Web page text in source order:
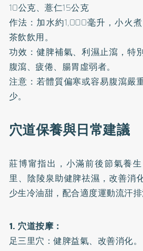
10公克、薏仁15公克
作法：加水約1,000毫升，小火
茶飲飲用。
功效：健脾補氣、利濕止瀉，特
腹瀉、疲倦、腸胃虛弱者。
注意：若體質偏寒或容易腹瀉嚴
少。
穴道保養與日常建議
莊博甯指出，小滿前後節氣養
里、陰陵泉助健脾祛濕，改善消
少生冷油甜，配合適度運動流汗排
1. 穴道按摩：
足三里穴：健脾益氣、改善消化。